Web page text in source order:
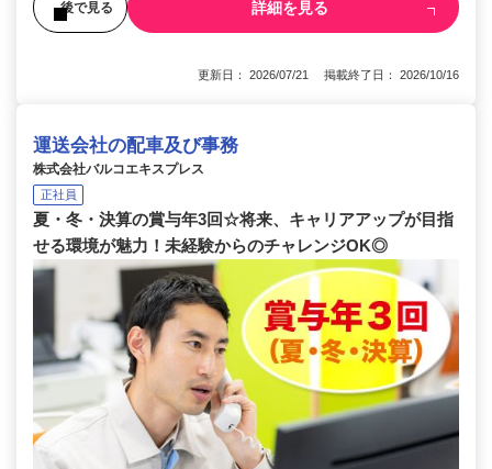
後で見る 詳細を見る
更新日： 2026/07/21 掲載終了日： 2026/10/16
運送会社の配車及び事務
株式会社バルコエキスプレス
正社員
夏・冬・決算の賞与年3回☆将来、キャリアアップが目指
せる環境が魅力！未経験からのチャレンジOK◎